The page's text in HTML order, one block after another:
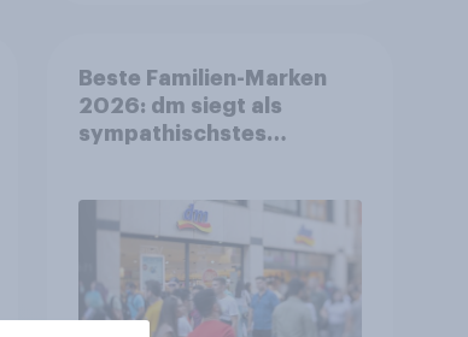
Beste Familien-Marken
2026: dm siegt als
sympathischstes